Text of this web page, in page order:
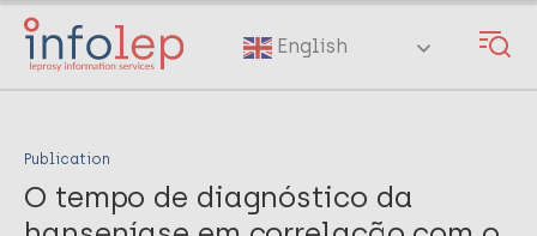
Skip
main
English
Publication
O tempo de diagnóstico da